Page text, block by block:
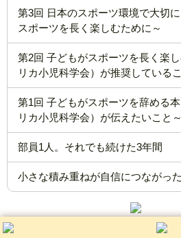
第3回 日本のスポーツ環境で大切
スポーツを長く楽しむために～
第2回 子どもがスポーツを長く楽
リカ小児科学会）が推奨している
第1回 子どもがスポーツを辞める
リカ小児科学会）が伝えたいこと～
部員1人。それでも続けた3年間
小さな積み重ねが自信につながっ
COPYRIGHT© なかがみ鍼灸整骨院